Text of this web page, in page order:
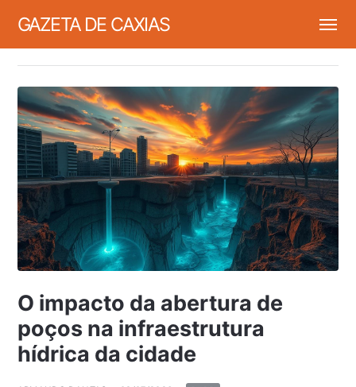
GAZETA DE CAXIAS
O impacto da abertura de
poços na infraestrutura
hídrica da cidade